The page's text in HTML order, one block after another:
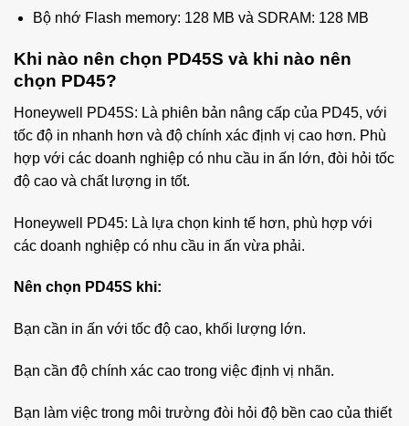
Bộ nhớ Flash memory: 128 MB và SDRAM: 128 MB
Khi nào nên chọn PD45S và khi nào nên
chọn PD45?
Honeywell PD45S: Là phiên bản nâng cấp của PD45, với
tốc độ in nhanh hơn và độ chính xác định vị cao hơn. Phù
hợp với các doanh nghiệp có nhu cầu in ấn lớn, đòi hỏi tốc
độ cao và chất lượng in tốt.
Honeywell PD45: Là lựa chọn kinh tế hơn, phù hợp với
các doanh nghiệp có nhu cầu in ấn vừa phải.
Nên chọn PD45S khi:
Bạn cần in ấn với tốc độ cao, khối lượng lớn.
Bạn cần độ chính xác cao trong việc định vị nhãn.
Bạn làm việc trong môi trường đòi hỏi độ bền cao của thiết